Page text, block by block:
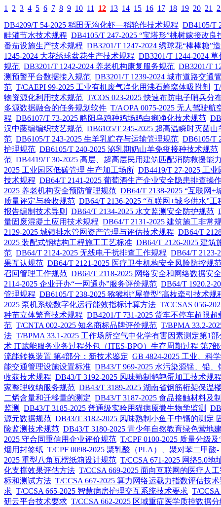
1 2 3 4 5 6 7 8 9 10 11 12 13 14 15 16 17 18 19 20 21
DB4209/T 54-2025 稻田无沟化虾—稻轮作技术规程 DB4105/T
畦灌节水技术规程 DB4105/T 247-2025 “宝塔形”桃树嫁接改良
番茄设施生产技术规程 DB3201/T 1247-2024 绣球花“棒棒糖”
1245-2024 大花绣球盆花生产技术规程 DB3201/T 1244-2024
规范 DB3201/T 1242-2024 养老机构康复服务规范 DB3201/T
测预警平台数据接入规范 DB3201/T 1239-2024 城市道路交通
范 T/CAEPI 99-2025 工业有机废气净化用沸石蜂窝体吸附剂
物资源化利用技术规范 T/COS 023-2025 快速布防电子哨兵
多源数据融合的任务规划软件 T/AOPA 0075-2025 无人驾驶
程 DB6107/T 73-2025 略阳乌鸡种鸡场鸡白痢净化技术规范
汉中藤编编织技艺规范 DB6105/T 245-2025 超高温瞬时灭菌
范 DB6105/T 243-2025 生羊乳贮存与运输管理规范 DB6105/T
护理规范 DB6105/T 240-2025 泌乳期奶山羊免疫接种技术规范
范 DB4419/T 30-2025 高层、超高层民用建筑匹配消防救援能
2025 工业园区低碳管理 生产加工场所 DB4419/T 27-2025 工
技术规程 DB64/T 2141-2025 葡萄酒生产企业安全隐患排查操
2025 养老机构安全预防管理规范 DB64/T 2138-2025 “互联网
质量评定与验收规范 DB64/T 2136-2025 “互联网+城乡供水”
报告编制技术导则
DB64/T 2134-2025 水文监测安全防护规范
量固废混凝土应用技术规程 DB64/T 2131-2025 建筑施工非常
2129-2025 城镇排水管网资产管理与评估技术规程 DB64/T
2025 装配式钢结构工程施工工艺标准 DB64/T 2126-2025 建
范 DB64/T 2124-2025 无线电干扰排查工作规程 DB64/T 2123-
果互认规范 DB64/T 2121-2025 医疗卫生机构安全风险防控规
召回管理工作规范 DB64/T 2118-2025 网络安全和网络数据安
2114-2025 企业开办“一网通办”服务评价规范 DB64/T 1920.2-
管理规程 DB6105/T 238-2025 猕猴桃“屋脊型”高枝牵引技术规
2025 泵机系统数字化运行能效指标计算方法 T/CCSAS 056-
种苗立体繁育技术规程 DB4201/T 731-2025 货车不停车超限
范 T/CNTA 002-2025 知名商标品牌评价规范 T/BPMA 33.2-
法 T/BPMA 33.1-2025 工作场所空气中化学有害因素测定第1
术 IT赋能服务业务过程外包（ITES-BPO）生存周期过程 第7
流能转换装置 第4部分：新技术鉴定 GB 4824-2025 工业、科
能交通管理设施设置标准 DB43/T 969-2025 水污染源锰、铅
收获技术规程 DB43/T 3192-2025 风味熟制鹌鹑蛋加工技术规
家整理收纳服务规范 DB43/T 3189-2025 湖南省钢筋桁架保温
二烯含量和迁移量的测定 DB43/T 3187-2025 食品接触材料及
监测
DB43/T 3185-2025 普通级实验用猫病原微生物学监测
源元数据规范 DB43/T 3182-2025 风味熟制小鱼干中镉的测定
险监测技术规范 DB43/T 3180-2025 青少年自然教育绿色营地
2025 守合同重信用企业评价规范 T/CPF 0100-2025 质量分级
烟用封签纸 T/CPF 0098-2025 聚乳酸（PLA）、聚对苯二甲
2025 重型八角瓦楞纸箱设计规范 T/CCSA 671-2025 网络5.0地
化支撑效果评估方法 T/CCSA 669-2025 面向互联网的医疗人
标和测试方法 T/CCSA 667-2025 算力网络运载力指数评估技
求 T/CCSA 665-2025 智慧病房护理交互系统技术要求 T/
研云平台技术要求 T/CCSA 662-2025 区域重症医学质控数据